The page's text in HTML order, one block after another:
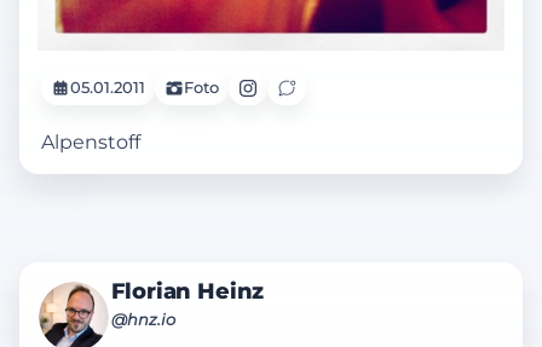
05.01.2011 Foto
Alpenstoff
Florian Heinz
@hnz.io